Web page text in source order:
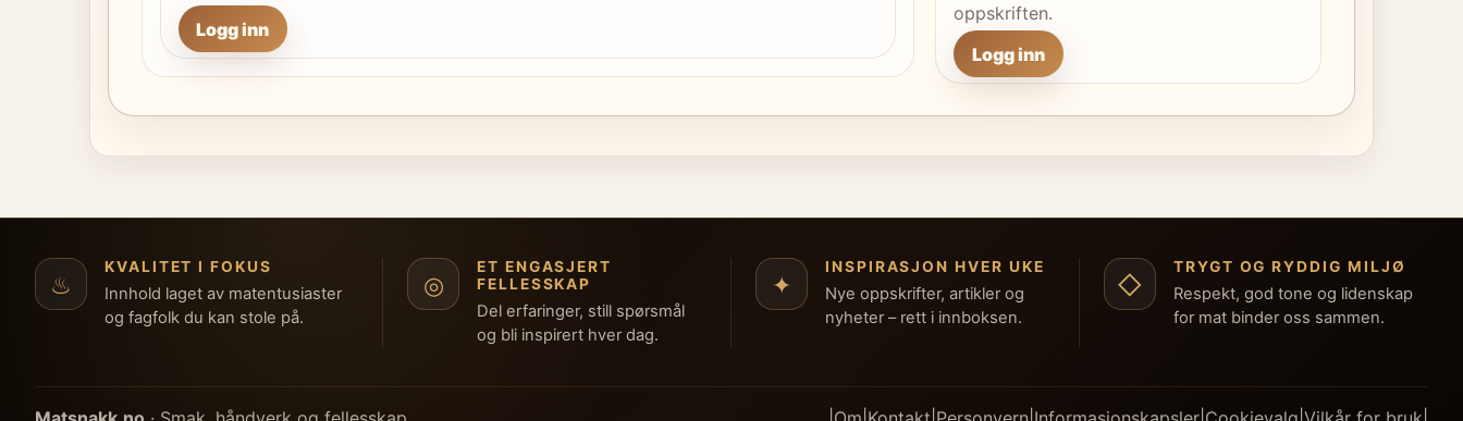
Logg inn
oppskriften.
Logg inn
♨
KVALITET I FOKUS
Innhold laget av matentusiaster
og fagfolk du kan stole på.
◎
ET ENGASJERT
FELLESSKAP
Del erfaringer, still spørsmål
og bli inspirert hver dag.
✦
INSPIRASJON HVER UKE
Nye oppskrifter, artikler og
nyheter – rett i innboksen.
◇
TRYGT OG RYDDIG MILJØ
Respekt, god tone og lidenskap
for mat binder oss sammen.